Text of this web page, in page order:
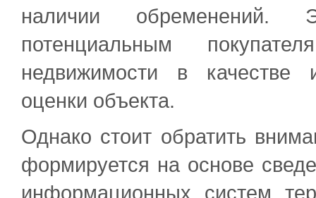
наличии обременений.
потенциальным
недвижимости в качестве
оценки объекта.
Однако стоит обратить
формируется на основе
информационных систем